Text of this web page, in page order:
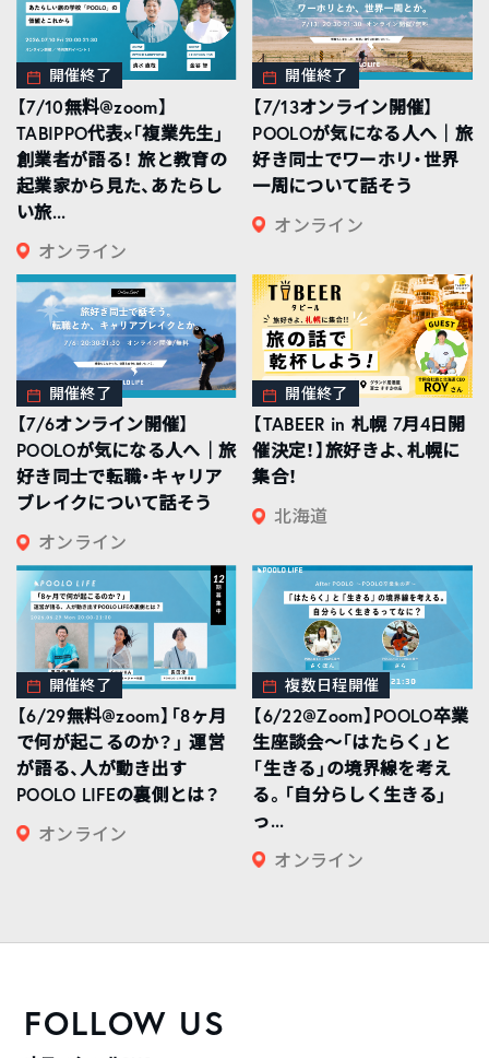
開催終了
【7/10無料@zoom】
TABIPPO代表×「複業先生」
創業者が語る！ 旅と教育の
起業家から見た、あたらし
い旅...
オンライン
開催終了
【7/13オンライン開催】
POOLOが気になる人へ｜旅
好き同士でワーホリ・世界
一周について話そう
オンライン
開催終了
【7/6オンライン開催】
POOLOが気になる人へ｜旅
好き同士で転職・キャリア
ブレイクについて話そう
オンライン
開催終了
【TABEER in 札幌 7月4日開
催決定！】旅好きよ、札幌に
集合！
北海道
開催終了
【6/29無料@zoom】「8ヶ月
で何が起こるのか？」 運営
が語る、人が動き出す
POOLO LIFEの裏側とは？
オンライン
複数日程開催
【6/22@Zoom】POOLO卒業
生座談会〜「はたらく」と
「生きる」の境界線を考え
る。「自分らしく生きる」
っ...
オンライン
FOLLOW US